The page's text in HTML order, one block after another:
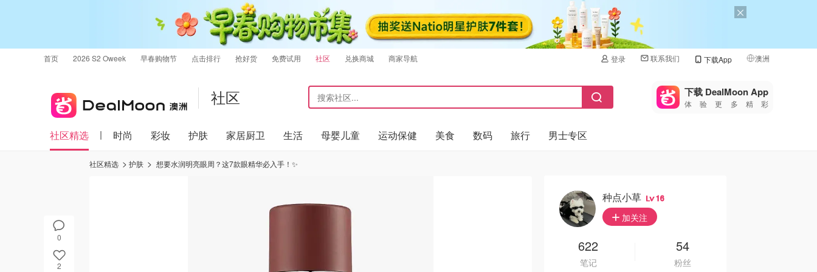
首页 2026 S2 Oweek 早春购物节 点击排行 抢好货 免费试用 社区 兑换商城 商家导航 登录 联系我们 下载App 澳洲
🇺🇸
🇨🇳 中国
社区 下载 DealMoon App
体验更多精彩
社区精选 时尚 彩妆 护肤 家居厨卫 生活 母婴儿童 运动保健 美食 数码 旅行 男士专区
0
2
社区精选 护肤 想要水润明亮眼周？这7款眼精华必入手！✨
种点小草 16
加关注
622
笔记
54
粉丝